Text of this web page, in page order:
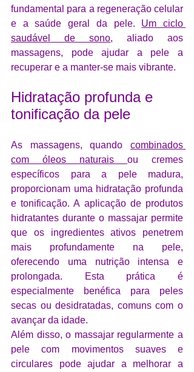
fundamental para a regeneração celular
e a saúde geral da pele. Um ciclo
saudável de sono, aliado aos
massagens, pode ajudar a pele a
recuperar e a manter-se mais vibrante.
Hidratação profunda e
tonificação da pele
As massagens, quando combinados
com óleos naturais ou cremes
específicos para a pele madura,
proporcionam uma hidratação profunda
e tonificação. A aplicação de produtos
hidratantes durante o massajar permite
que os ingredientes ativos penetrem
mais profundamente na pele,
oferecendo uma nutrição intensa e
prolongada. Esta prática é
especialmente benéfica para peles
secas ou desidratadas, comuns com o
avançar da idade.
Além disso, o massajar regularmente a
pele com movimentos suaves e
circulares pode ajudar a melhorar a